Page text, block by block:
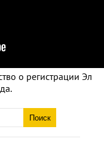
о регистрации Эл